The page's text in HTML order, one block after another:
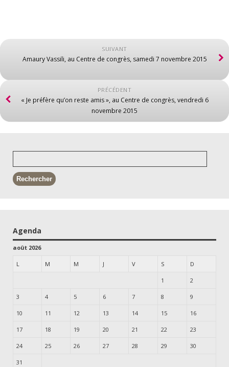
SUIVANT
Amaury Vassili, au Centre de congrès, samedi 7 novembre 2015
PRÉCÉDENT
« Je préfère qu’on reste amis », au Centre de congrès, vendredi 6
novembre 2015
Agenda
août 2026
L M M J V S D
1 2
3 4 5 6 7 8 9
10 11 12 13 14 15 16
17 18 19 20 21 22 23
24 25 26 27 28 29 30
31